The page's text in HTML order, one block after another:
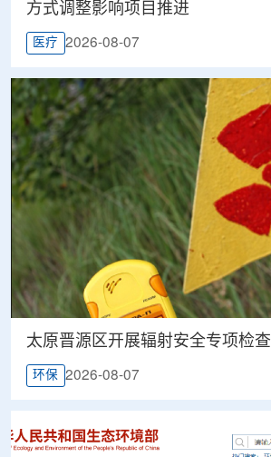
方式调整影响项目推进
医疗 2026-08-07
太原晋源区开展辐射安全专项检查
环保 2026-08-07